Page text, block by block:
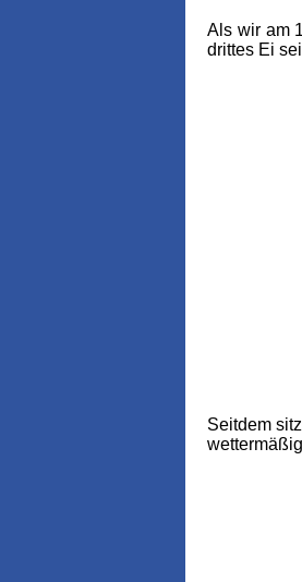
Als wir am
drittes Ei
Seitdem